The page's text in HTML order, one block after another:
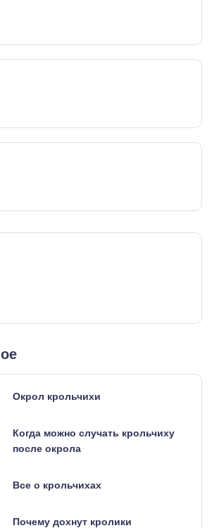
Окрол крольчихи
Когда можно случать крольчиху
после окрола
Все о крольчихах
Почему дохнут кролики